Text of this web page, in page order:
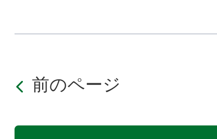
前のページ